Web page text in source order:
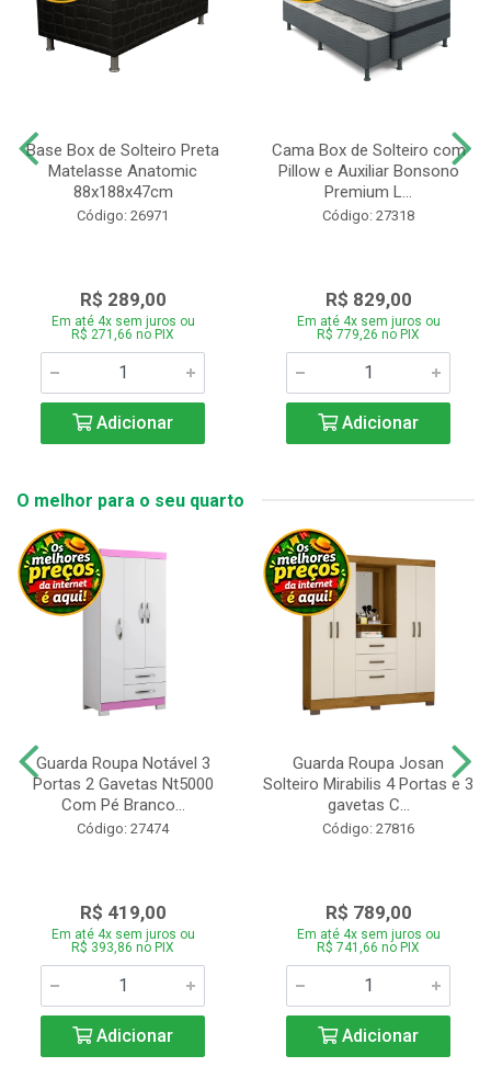
Base Box de Solteiro Preta
Matelasse Anatomic
88x188x47cm
Código: 26971
R$ 289,00
Em até 4x sem juros ou
R$ 271,66 no PIX
Adicionar
Cama Box de Solteiro com
Pillow e Auxiliar Bonsono
Premium L...
Código: 27318
R$ 829,00
Em até 4x sem juros ou
R$ 779,26 no PIX
Adicionar
O melhor para o seu quarto
Guarda Roupa Notável 3
Portas 2 Gavetas Nt5000
Com Pé Branco...
Código: 27474
R$ 419,00
Em até 4x sem juros ou
R$ 393,86 no PIX
Adicionar
Guarda Roupa Josan
Solteiro Mirabilis 4 Portas e 3
gavetas C...
Código: 27816
R$ 789,00
Em até 4x sem juros ou
R$ 741,66 no PIX
Adicionar